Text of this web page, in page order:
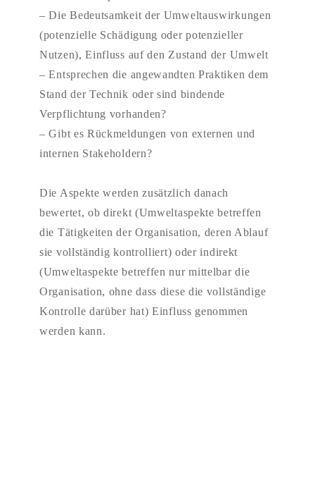
– Die Bedeutsamkeit der Umweltauswirkungen
(potenzielle Schädigung oder potenzieller
Nutzen), Einfluss auf den Zustand der Umwelt
– Entsprechen die angewandten Praktiken dem
Stand der Technik oder sind bindende
Verpflichtung vorhanden?
– Gibt es Rückmeldungen von externen und
internen Stakeholdern?
Die Aspekte werden zusätzlich danach
bewertet, ob direkt (Umweltaspekte betreffen
die Tätigkeiten der Organisation, deren Ablauf
sie vollständig kontrolliert) oder indirekt
(Umweltaspekte betreffen nur mittelbar die
Organisation, ohne dass diese die vollständige
Kontrolle darüber hat) Einfluss genommen
werden kann.